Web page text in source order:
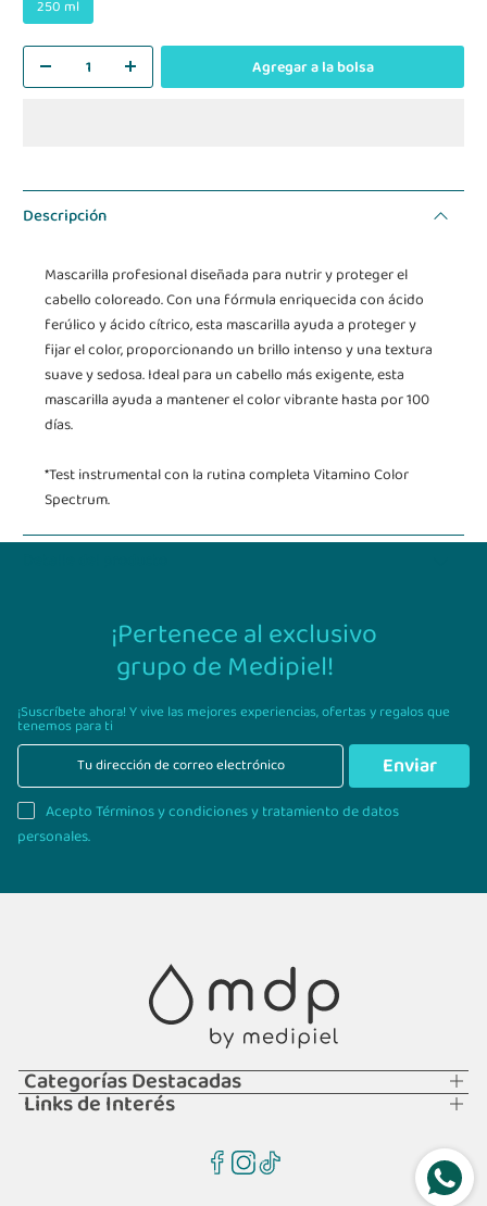
250 ml
Agregar a la bolsa
Descripción
Mascarilla profesional diseñada para nutrir y proteger el
cabello coloreado. Con una fórmula enriquecida con ácido
ferúlico y ácido cítrico, esta mascarilla ayuda a proteger y
fijar el color, proporcionando un brillo intenso y una textura
suave y sedosa. Ideal para un cabello más exigente, esta
mascarilla ayuda a mantener el color vibrante hasta por 100
días.
*Test instrumental con la rutina completa Vitamino Color
Spectrum.
¡Pertenece al exclusivo
grupo de Medipiel!
¡Suscríbete ahora! Y vive las mejores experiencias,ofertas y regalos que
tenemos para ti
Enviar
Acepto Términos y condiciones y tratamiento de datos
personales.
Categorías Destacadas
Links de Interés